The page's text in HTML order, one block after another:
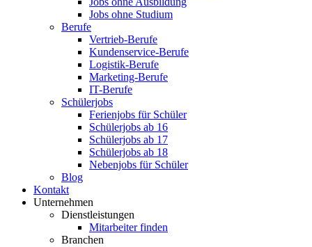
Jobs ohne Studium
Berufe
Vertrieb-Berufe
Kundenservice-Berufe
Logistik-Berufe
Marketing-Berufe
IT-Berufe
Schülerjobs
Ferienjobs für Schüler
Schülerjobs ab 16
Schülerjobs ab 17
Schülerjobs ab 18
Nebenjobs für Schüler
Blog
Kontakt
Unternehmen
Dienstleistungen
Mitarbeiter finden
Branchen